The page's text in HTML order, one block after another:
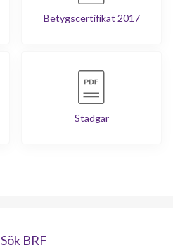
Betygscertifikat 2017
Stadgar
Sök BRF